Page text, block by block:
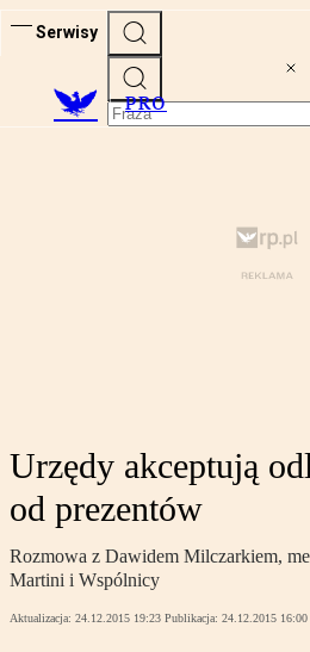
Serwisy
PRO
Urzędy akceptują
od prezentów
Rozmowa z Dawidem Milczarkiem,
Martini i Wspólnicy
Aktualizacja: 24.12.2015 19:23 Publikacja: 24.12.2015 16:00